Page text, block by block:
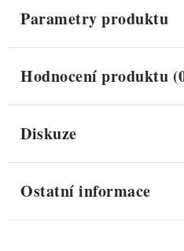
Parametry produktu
Hodnocení produktu
Diskuze
Ostatní informace